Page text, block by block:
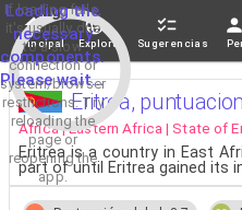
Loading the
necessary
components.
Please wait...
If loading fails,
it's usually due
to a slow
connection or
system/browser
restrictions. Try
reloading the
page or
reopening the
app.
Principal Explorar Sugerencias
Eritrea,
Africa | Eastern Africa | State of
Eritrea is a country in East
part of until Eritrea gained its